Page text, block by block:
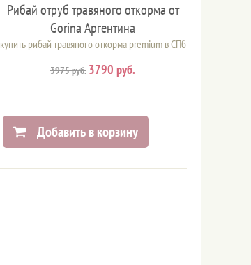
Рибай отруб травяного откорма от
Gorina Аргентина
купить рибай травяного откорма premium в СПб
3975 руб. 3790 руб.
Добавить в корзину